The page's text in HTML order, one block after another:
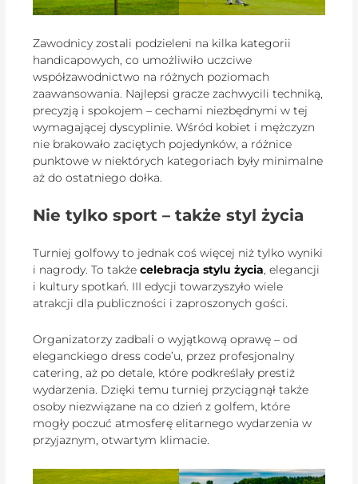
Zawodnicy zostali podzieleni na kilka kategorii
handicapowych, co umożliwiło uczciwe
współzawodnictwo na różnych poziomach
zaawansowania. Najlepsi gracze zachwycili techniką,
precyzją i spokojem – cechami niezbędnymi w tej
wymagającej dyscyplinie. Wśród kobiet i mężczyzn
nie brakowało zaciętych pojedynków, a różnice
punktowe w niektórych kategoriach były minimalne
aż do ostatniego dołka.
Nie tylko sport – także styl życia
Turniej golfowy to jednak coś więcej niż tylko wyniki
i nagrody. To takżecelebracja stylu życia , elegancji
i kultury spotkań. III edycji towarzyszyło wiele
atrakcji dla publiczności i zaproszonych gości.
Organizatorzy zadbali o wyjątkową oprawę – od
eleganckiego dress code’u, przez profesjonalny
catering, aż po detale, które podkreślały prestiż
wydarzenia. Dzięki temu turniej przyciągnął także
osoby niezwiązane na co dzień z golfem, które
mogły poczuć atmosferę elitarnego wydarzenia w
przyjaznym, otwartym klimacie.